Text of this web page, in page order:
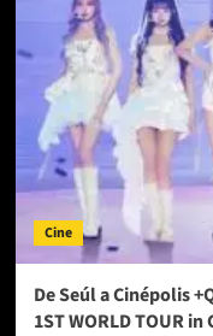
en
el
altar
(Reseña)
Cine
De Seúl a Cinépolis
1ST WORLD TOUR in